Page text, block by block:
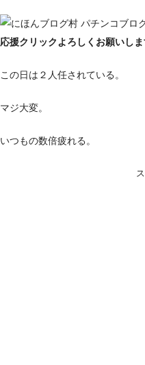
応援クリックよろしくお願いし
この日は２人任されている。
マジ大変。
いつもの数倍疲れる。